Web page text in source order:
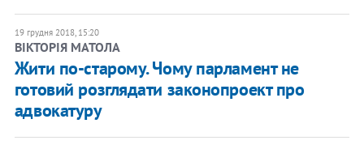
19 грудня 2018, 15:20
ВІКТОРІЯ МАТОЛА
Жити по-старому. Чому парламент не
готовий розглядати законопроект про
адвокатуру